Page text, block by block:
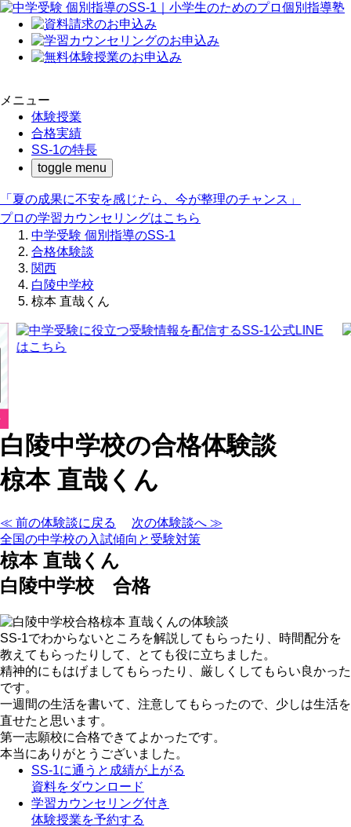
メニュー
体験授業
合格実績
SS-1の特長
toggle menu
「夏の成果に不安を感じたら、今が整理のチャンス」
プロの学習カウンセリングはこちら
中学受験 個別指導のSS-1
合格体験談
関西
白陵中学校
椋本 直哉くん
白陵中学校の合格体験談
椋本 直哉くん
≪ 前の体験談に戻る
次の体験談へ ≫
全国の中学校の入試傾向と受験対策
椋本 直哉くん
白陵中学校 合格
SS-1でわからないところを解説してもらったり、時間配分を
教えてもらったりして、とても役に立ちました。
精神的にもはげましてもらったり、厳しくしてもらい良かった
です。
一週間の生活を書いて、注意してもらったので、少しは生活を
直せたと思います。
第一志願校に合格できてよかったです。
本当にありがとうございました。
SS-1に通うと成績が上がる
資料をダウンロード
学習カウンセリング付き
体験授業を予約する